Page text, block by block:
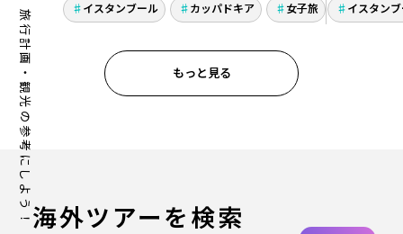
旅行計画・観光の参考にしよう！
ブールで食と文化の感動
旅行
イスタンブール カッパドキア 女子旅 家族旅行
ジア
イスタン
もっと見る
海外ツアーを検索